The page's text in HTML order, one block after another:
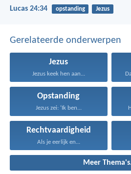
Lucas 24:34 opstanding Jezus
Gerelateerde onderwerpen
Jezus
Jezus keek hen aan...
Opstanding
Jezus zei: ‘Ik ben...
Rechtvaardigheid
Als je eerlijk en...
Meer